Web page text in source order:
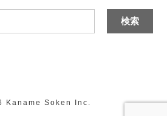
Kaname Soken Inc.